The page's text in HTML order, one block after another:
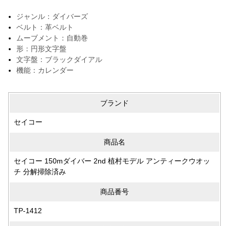
ジャンル：ダイバーズ
ベルト：革ベルト
ムーブメント：自動巻
形：円形文字盤
文字盤：ブラックダイアル
機能：カレンダー
ブランド
セイコー
商品名
セイコー 150mダイバー 2nd 植村モデル アンティークウオッ
チ 分解掃除済み
商品番号
TP-1412